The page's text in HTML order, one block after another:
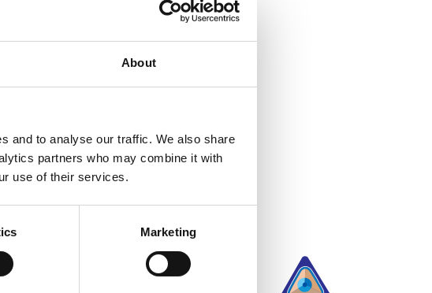
About
and to analyse our traffic. We also share
partners who may combine it with
use of their services.
Marketing